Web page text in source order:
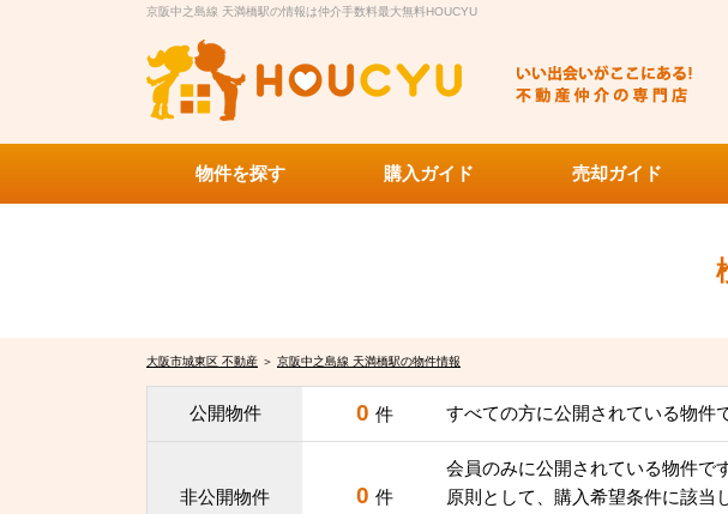
京阪中之島線 天満橋駅の情報は仲介手数料最大無料HOUCYU
物件を探す 購入ガイド 売却ガイド
大阪市城東区 不動産 ＞ 京阪中之島線 天満橋駅の物件情報
公開物件 0 件 すべての方に公開されている物件
非公開物件 0 件
会員のみに公開されている物件です
原則として、購入希望条件に該当